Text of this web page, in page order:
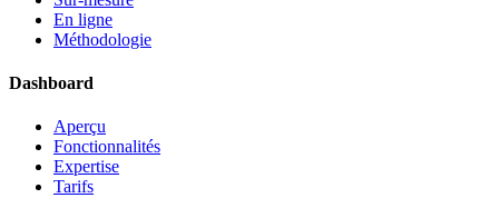
En ligne
Méthodologie
Dashboard
Aperçu
Fonctionnalités
Expertise
Tarifs